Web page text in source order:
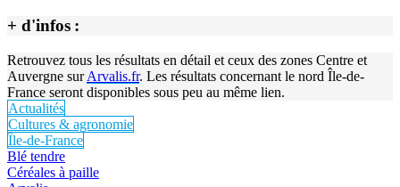
+ d'infos :
Retrouvez tous les résultats en détail et ceux des zones Centre et
Auvergne surArvalis.fr. Les résultats concernant le nord Île-de-
France seront disponibles sous peu au même lien.
Actualités
Cultures & agronomie
Île-de-France
Blé tendre
Céréales à paille